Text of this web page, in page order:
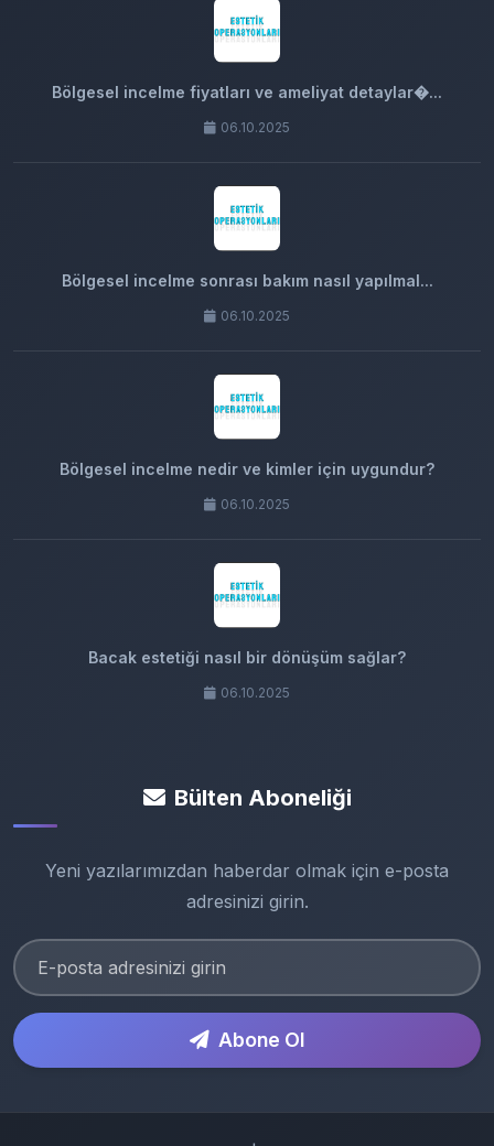
Bölgesel incelme fiyatları ve ameliyat detaylar�...
06.10.2025
Bölgesel incelme sonrası bakım nasıl yapılmal...
06.10.2025
Bölgesel incelme nedir ve kimler için uygundur?
06.10.2025
Bacak estetiği nasıl bir dönüşüm sağlar?
06.10.2025
Bülten Aboneliği
Yeni yazılarımızdan haberdar olmak için e-posta
adresinizi girin.
Abone Ol